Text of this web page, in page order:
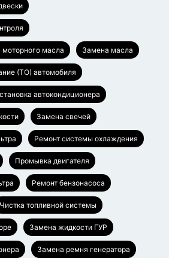
моторного масла Замена масла
(ТО) автомобиля
автокондиционера
Замена свечей
Ремонт системы охлаждения
Промывка двигателя
Ремонт бензонасоса
Чистка топливной системы
Замена жидкости ГУР
Замена ремня генератора